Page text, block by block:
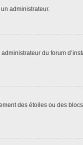
administrateur.
du forum
des étoiles ou des